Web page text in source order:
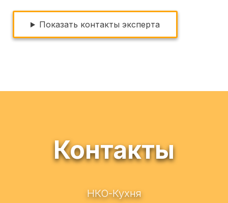
Показать контакты эксперта
Контакты
НКО-Кухня